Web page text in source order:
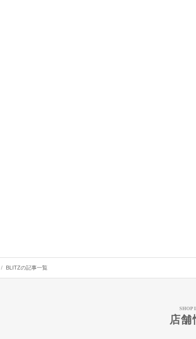
BLITZの記事一覧
SHOP
店舗